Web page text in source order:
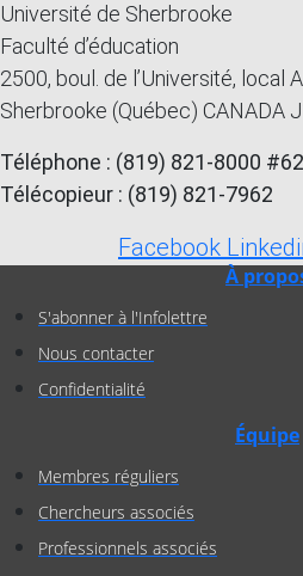
Université de Sherbrooke
Faculté d’éducation
2500, boul. de l’Université, local
Sherbrooke (Québec) CANADA
Téléphone : (819) 821-8000
Télécopieur : (819) 821-7962
Facebook
À
S'abonner à l'Infolettre
Nous contacter
Confidentialité
Équipe
Membres réguliers
Chercheurs associés
Professionnels associés